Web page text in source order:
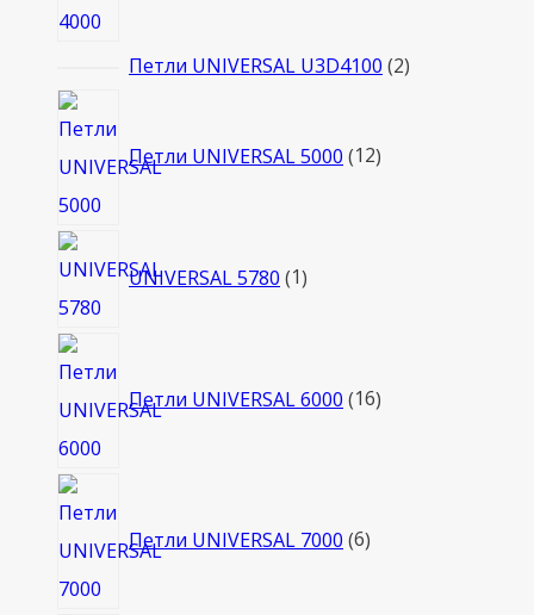
Петли UNIVERSAL U3D4100 22
Петли UNIVERSAL 5000 12товаров
UNIVERSAL 5780 1товар
Петли UNIVERSAL 6000 16товаров
Петли UNIVERSAL 7000 6товаров